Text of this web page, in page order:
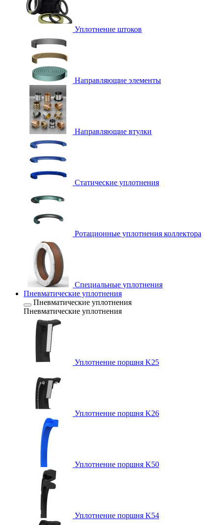
Уплотнение штоков
Направляющие элементы
Направляющие втулки
Статические уплотнения
Ротационные уплотнения коллектора
Специальные уплотнения
Пневматические уплотнения
Пневматические уплотнения
Пневматические уплотнения
Уплотнение поршня K25
Уплотнение поршня K26
Уплотнение поршня K50
Уплотнение поршня K54